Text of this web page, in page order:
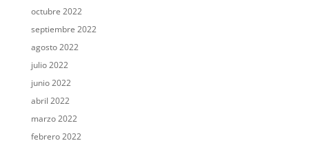
octubre 2022
septiembre 2022
agosto 2022
julio 2022
junio 2022
abril 2022
marzo 2022
febrero 2022